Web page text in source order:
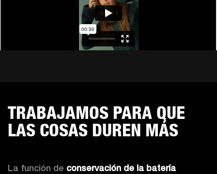
TRABAJAMOS PARA QUE
LAS COSAS DUREN MÁS
La función de conservación de la batería